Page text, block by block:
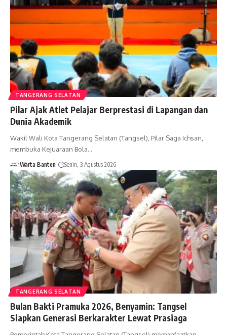
TANGERANG SELATAN
Pilar Ajak Atlet Pelajar Berprestasi di Lapangan dan
Dunia Akademik
Wakil Wali Kota Tangerang Selatan (Tangsel), Pilar Saga Ichsan,
membuka Kejuaraan Bola…
Warta Banten Senin, 3 Agustus 2026
TANGERANG SELATAN
Bulan Bakti Pramuka 2026, Benyamin: Tangsel
Siapkan Generasi Berkarakter Lewat Prasiaga